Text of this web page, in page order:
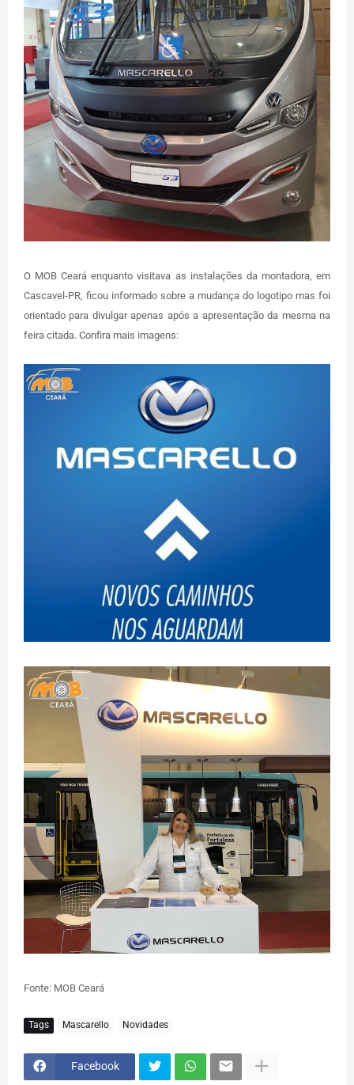
O MOB Ceará enquanto visitava as instalações da montadora, em
Cascavel-PR, ficou informado sobre a mudança do logotipo mas foi
orientado para divulgar apenas após a apresentação da mesma na
feira citada. Confira mais imagens:
Fonte: MOB Ceará
Tags Mascarello Novidades
Facebook